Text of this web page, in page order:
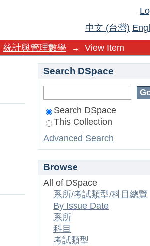
中文 (台灣)
統計與管理數學 → View Item
Search DSpace
Search DSpace
This Collection
Advanced Search
Browse
All of DSpace
系所/考試類型/科目總覽
By Issue Date
系所
科目
考試類型